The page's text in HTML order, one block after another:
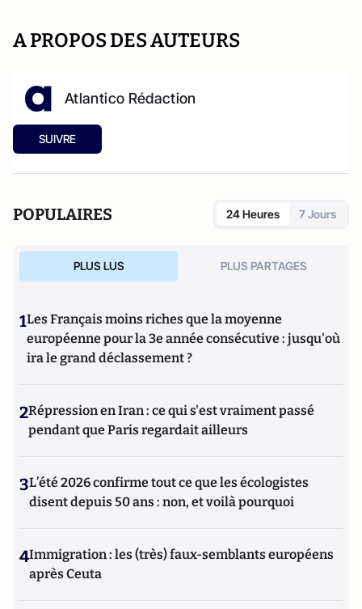
A PROPOS DES AUTEURS
Atlantico Rédaction
SUIVRE
POPULAIRES 24 Heures 7 Jours
PLUS LUS PLUS PARTAGES
1Les Français moins riches que la moyenne
européenne pour la 3e année consécutive : jusqu'où
ira le grand déclassement ?
2Répression en Iran : ce qui s'est vraiment passé
pendant que Paris regardait ailleurs
3L’été 2026 confirme tout ce que les écologistes
disent depuis 50 ans : non, et voilà pourquoi
4Immigration : les (très) faux-semblants européens
après Ceuta